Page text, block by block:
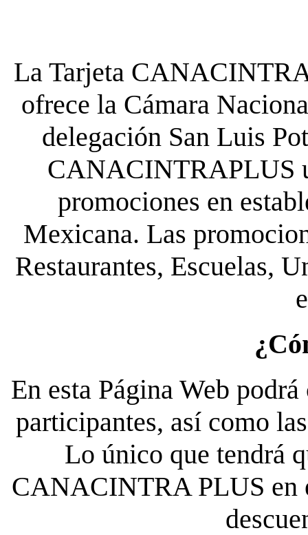
La Tarjeta
ofrece la Cámara
delegación San Luis
CANACINTRAPLUS
promociones en
Mexicana. Las
Restaurantes, Escuelas,
En esta Página Web
participantes, así como
Lo único que tendrá
CANACINTRA PLUS en